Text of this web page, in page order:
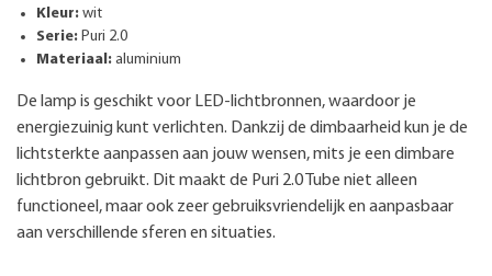
Kleur: wit
Serie: Puri 2.0
Materiaal: aluminium
De lamp is geschikt voor LED-lichtbronnen, waardoor je
energiezuinig kunt verlichten. Dankzij de dimbaarheid kun je de
lichtsterkte aanpassen aan jouw wensen, mits je een dimbare
lichtbron gebruikt. Dit maakt de Puri 2.0 Tube niet alleen
functioneel, maar ook zeer gebruiksvriendelijk en aanpasbaar
aan verschillende sferen en situaties.